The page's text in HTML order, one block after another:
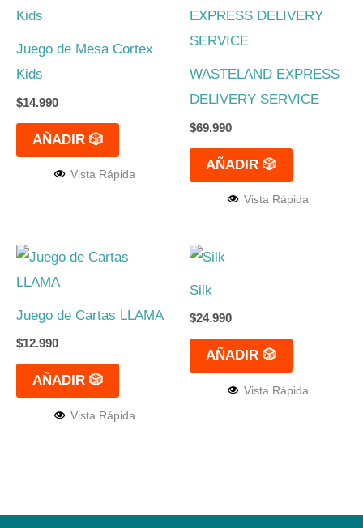
Juego de Mesa Cortex
Kids
$14.990
AÑADIR 🎲
Vista Rápida
WASTELAND EXPRESS
DELIVERY SERVICE
$69.990
AÑADIR 🎲
Vista Rápida
Juego de Cartas LLAMA
$12.990
AÑADIR 🎲
Vista Rápida
Silk
$24.990
AÑADIR 🎲
Vista Rápida